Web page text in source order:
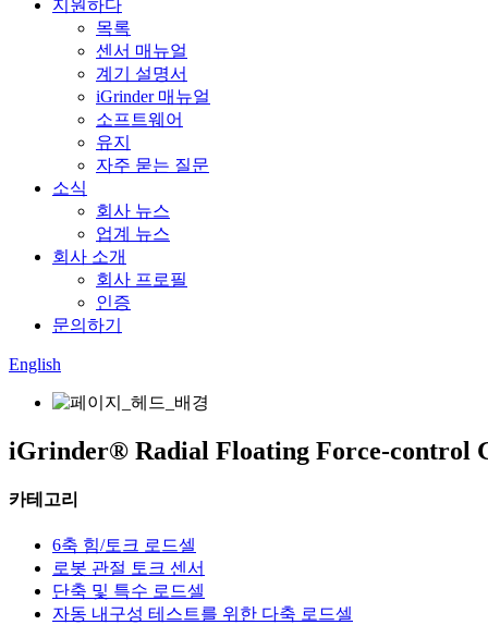
지원하다
목록
센서 매뉴얼
계기 설명서
iGrinder 매뉴얼
소프트웨어
유지
자주 묻는 질문
소식
회사 뉴스
업계 뉴스
회사 소개
회사 프로필
인증
문의하기
English
iGrinder® Radial Floating Force-control
카테고리
6축 힘/토크 로드셀
로봇 관절 토크 센서
단축 및 특수 로드셀
자동 내구성 테스트를 위한 다축 로드셀